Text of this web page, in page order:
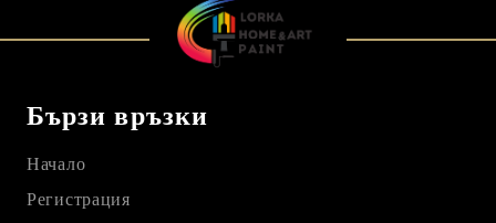
Бързи връзки
Начало
Регистрация